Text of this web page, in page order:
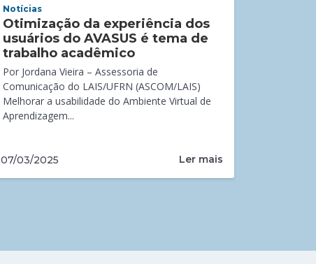
Notícias
Otimização da experiência dos
usuários do AVASUS é tema de
trabalho acadêmico
Por Jordana Vieira – Assessoria de
Comunicação do LAIS/UFRN (ASCOM/LAIS)
Melhorar a usabilidade do Ambiente Virtual de
Aprendizagem...
07/03/2025 Ler mais